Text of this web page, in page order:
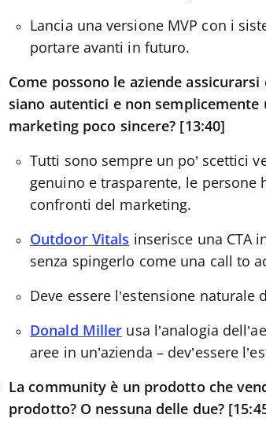
Lancia una versione MVP con i
portare avanti in futuro.
Come possono le aziende
siano autentici e non
marketing poco sincere? [13:40]
Tutti sono sempre un po’ scettici
genuino e trasparente, le persone
confronti del marketing.
Outdoor Vitals inserisce una CTA
senza spingerlo come una call to
Deve essere l’estensione naturale
Donald Miller usa l’analogia
aree in un’azienda – dev’essere
La community è un prodotto che
prodotto? O nessuna delle due?